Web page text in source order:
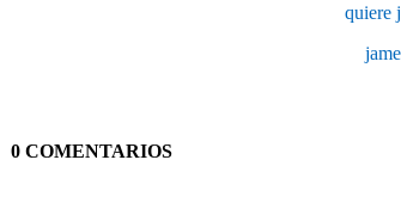
quiere
0 COMENTARIOS